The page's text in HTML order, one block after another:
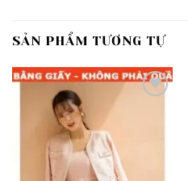
SẢN PHẨM TƯƠNG TỰ